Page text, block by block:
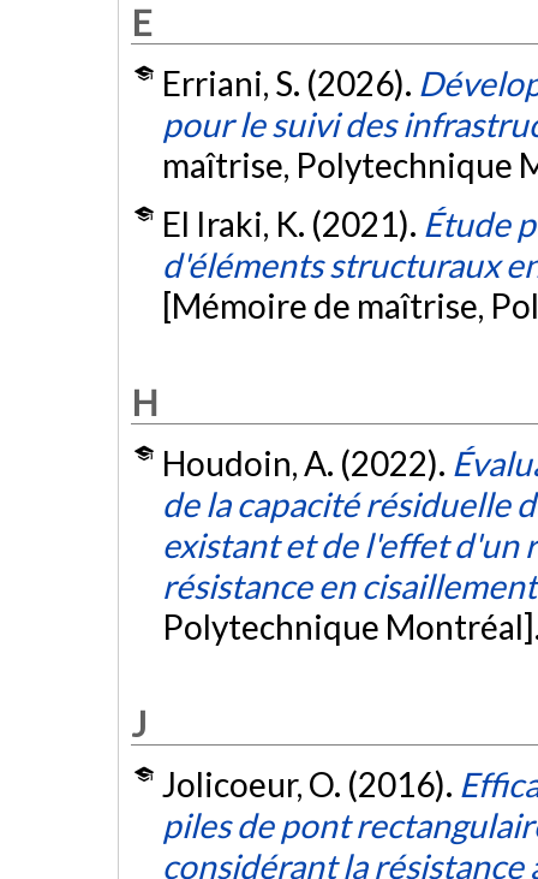
E
Erriani, S. (2026).
pour le suivi des
maîtrise, Polytechnique
El Iraki, K. (2021). Étude
d'éléments structuraux
[Mémoire de maîtrise,
H
Houdoin, A. (2022).
de la capacité résiduelle
existant et de l'effet d'un
résistance en cisaillement
Polytechnique
J
Jolicoeur, O. (2016).
piles de pont
considérant la